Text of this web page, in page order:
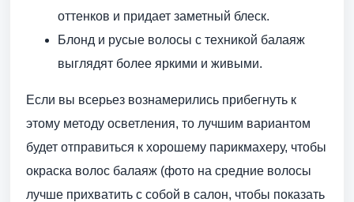
оттенков и придает заметный блеск.
Блонд и русые волосы с техникой балаяж
выглядят более яркими и живыми.
Если вы всерьез вознамерились прибегнуть к
этому методу осветления, то лучшим вариантом
будет отправиться к хорошему парикмахеру, чтобы
окраска волос балаяж (фото на средние волосы
лучше прихватить с собой в салон, чтобы показать